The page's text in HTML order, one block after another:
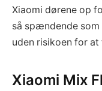
Xiaomi dørene op
så spændende som
uden risikoen for
Xiaomi Mix